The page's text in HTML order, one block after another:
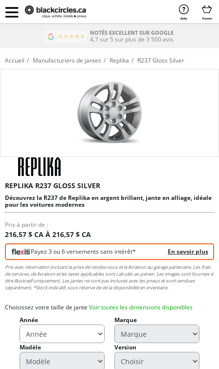
Aide Panier
NOTÉS EXCELLENT SUR GOOGLE
4,7 sur 5 sur plus de 3 500 avis
Accueil Manufacturiers de jantes Replika R237 Gloss Silver
REPLIKA R237 GLOSS SILVER
Découvrez la R237 de Replika en argent brillant, jante en alliage, idéale
pour les voitures modernes
Prix à partir de :
216,57 $ CA À 216,57 $ CA
Payez 3 ou 6 versements sans intérêt* En savoir plus
Prix avec réservation incluant la prise de rendez-vous et la livraison au garage partenaire. Les frais
de services, de livraison et les taxes applicables sont calculés au panier. Les images sont fournies à
titre illustratif uniquement. Les jantes ne sont pas incluses avec les pneus et sont vendues
séparément. *Stock indicatif, sous réserve de de la disponibilité en inventaire.
Choisissez votre taille de jante Voir toutes les dimensions disponibles
Année
Marque
Modèle Version